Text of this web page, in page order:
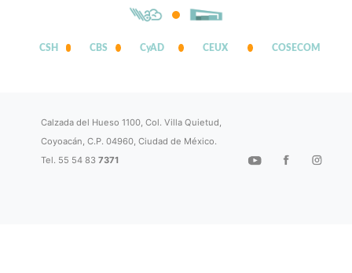
CSH CBS CyAD CEUX COSECOM
Calzada del Hueso 1100, Col. Villa Quietud,
Coyoacán, C.P. 04960, Ciudad de México.
Tel. 55 54 837371